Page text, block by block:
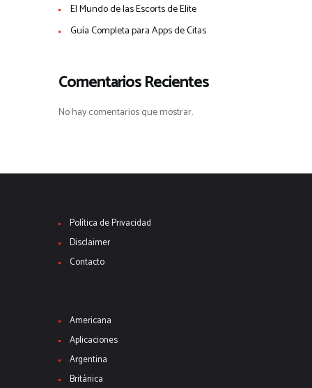
El Mundo de las Escorts de Elite
Guía Completa para Apps de Citas
Comentarios Recientes
No hay comentarios que mostrar.
Política de Privacidad
Disclaimer
Contacto
Americana
Aplicaciones
Argentina
Británica